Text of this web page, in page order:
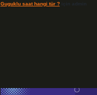
Guguklu saat hangi tür ?için admin